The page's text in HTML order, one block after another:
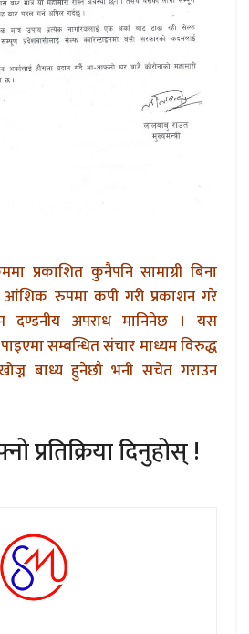
प्रकाशित कुनैपनि सामाग्री बिना
रुपमा कपी गरी प्रकाशन गरे
दण्डनीय अपराध मानिनेछ । यस
सम्बन्धित संचार माध्यम विरुद्ध
बाध्य हुनेछौ भनी सचेत गराउन
प्रतिक्रिया दिनुहोस् !